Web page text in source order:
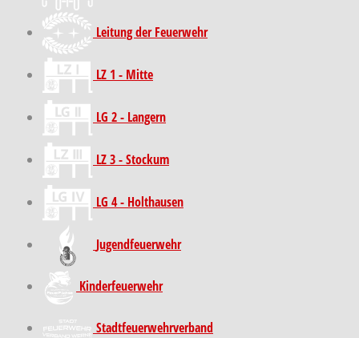
Leitung der Feuerwehr
LZ 1 - Mitte
LG 2 - Langern
LZ 3 - Stockum
LG 4 - Holthausen
Jugendfeuerwehr
Kinder­feuer­wehr
Stadt­feuer­wehr­verband